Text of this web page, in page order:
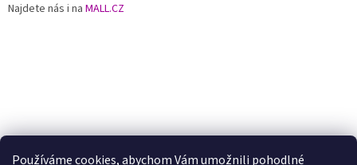
Používámecookies, abychom Vám umožnili pohodlné
Najdete nás i na MALL.CZ